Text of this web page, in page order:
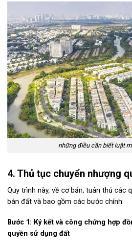
những điều cần biết luật
4. Thủ tục chuyển nhượng
Quy trình này, về cơ bản, tuân thủ các
bán đất và bao gồm các bước chính:
Bước 1: Ký kết và công chứng hợp
quyền sử dụng đất